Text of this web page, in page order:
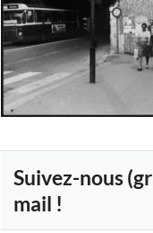
Suivez-nous
mail !